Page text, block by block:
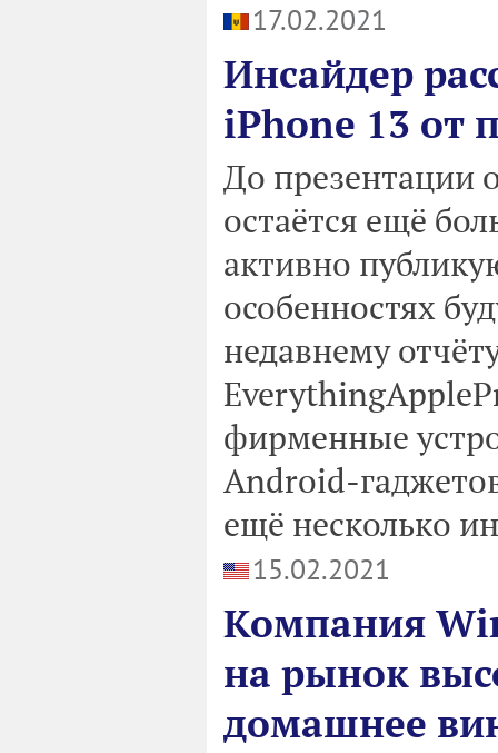
17.02.2021
Инсайдер
iPhone 13 от
До презентации
остаётся ещё
активно
особенностях
недавнему
фирменные
Android-
ещё несколько
15.02.2021
Компания
на рынок
домашнее